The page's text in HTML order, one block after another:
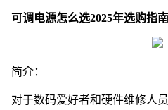
可调电源怎么选2025年选购指
简介：
对于数码爱好者和硬件维修人